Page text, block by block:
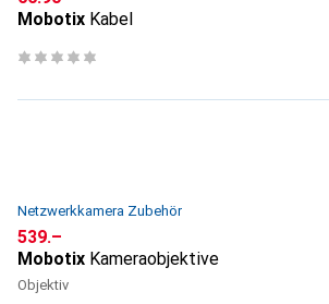
Mobotix Kabel
Netzwerkkamera Zubehör
CHF
539.–
Mobotix Kameraobjektive
Objektiv